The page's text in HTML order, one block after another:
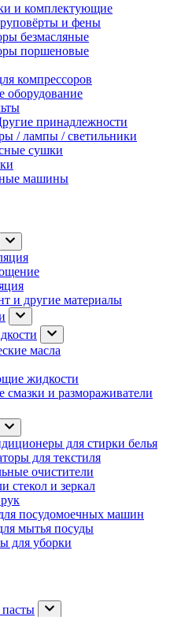
и комплектующие
и фены
безмасляные
поршеновые
компрессоров
оборудование
принадлежности
/ лампы / светильники
сушки
машины
и другие материалы
масла
жидкости
смазки и размораживатели
для стирки белья
для текстиля
очистители
стекол и зеркал
посудомоечных машин
мытья посуды
для уборки